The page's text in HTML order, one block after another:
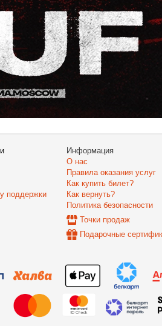
поддержки
Информация
О нас
Правила оказания услуг
Как купить билет?
Как вернуть?
Политика безопасности
Точки продаж
Подарочные